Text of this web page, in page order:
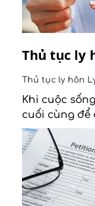
Thủ tục ly
Thủ tục ly hôn
Khi cuộc
cuối cùng để